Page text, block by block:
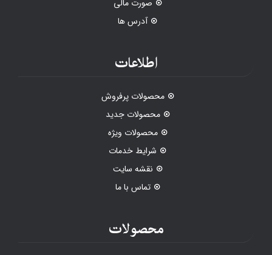
صورت مالی
آدرس ها
اطلاعات
محصولات پرفروش
محصولات جدید
محصولات ویژه
شرایط خدمات
نقشه سایت
تماس با ما
محصولات